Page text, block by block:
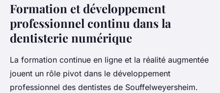
Formation et développement
professionnel continu dans la
dentisterie numérique
La formation continue en ligne et la réalité augmentée
jouent un rôle pivot dans le développement
professionnel des dentistes de Souffelweyersheim.